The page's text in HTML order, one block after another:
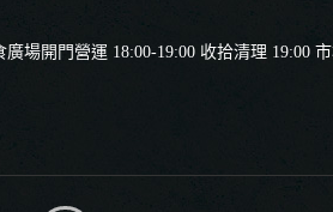
門營運 18:00-19:00 收拾清理 19:00 市